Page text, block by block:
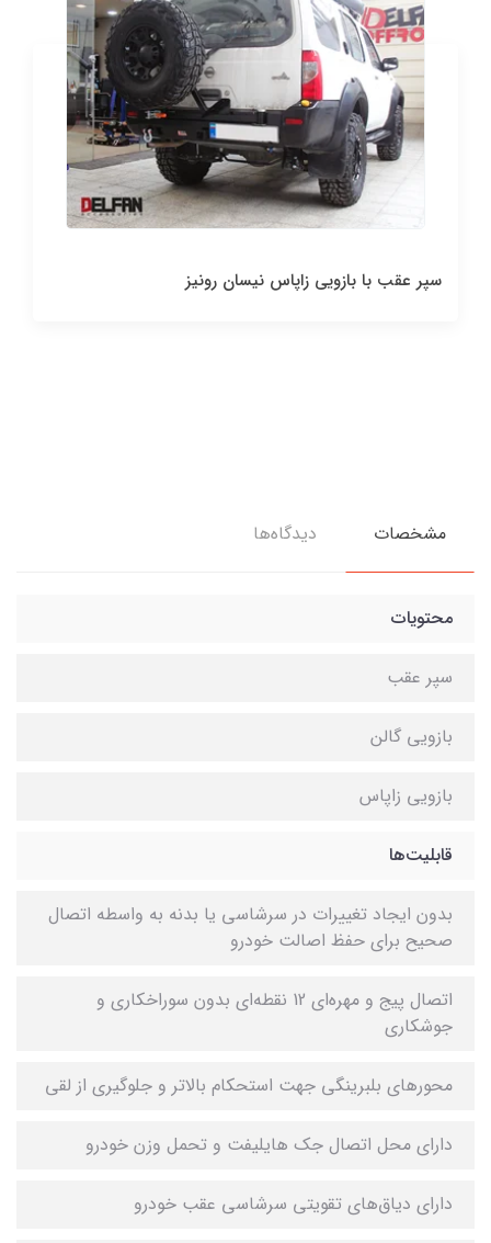
سپر عقب با بازویی زاپاس نیسان رونیز
مشخصات دیدگاه‌ها
محتویات
سپر عقب
بازویی گالن
بازویی زاپاس
قابلیت‌ها
بدون ایجاد تغییرات در سرشاسی یا بدنه به واسطه اتصال
صحیح برای حفظ اصالت خودرو
اتصال پیج و مهره‌ای 12 نقطه‌ای بدون سوراخکاری و
جوشکاری
محورهای بلبرینگی جهت استحکام بالاتر و جلوگیری از لقی
دارای محل اتصال جک هایلیفت و تحمل وزن خودرو
دارای دیاق‌های تقویتی سرشاسی عقب خودرو